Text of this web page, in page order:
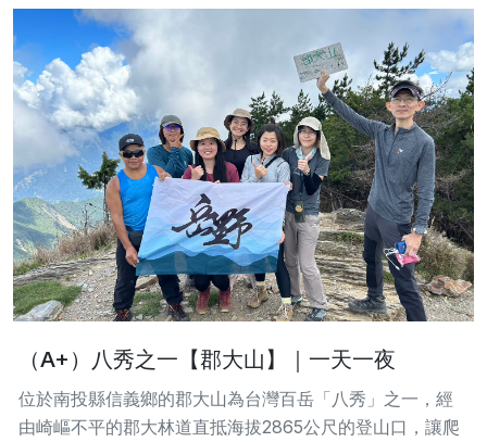
（A+）八秀之一【郡大山】｜一天一夜
位於南投縣信義鄉的郡大山為台灣百岳「八秀」之一，經
由崎嶇不平的郡大林道直抵海拔2865公尺的登山口，讓爬